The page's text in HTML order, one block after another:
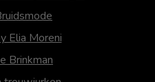
Elia Moreni
Brinkman